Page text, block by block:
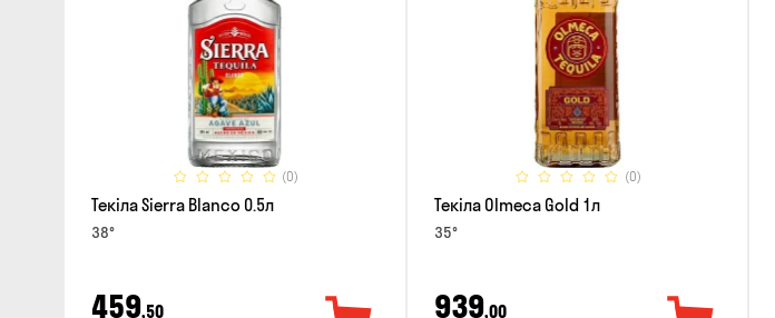
(0)
Текіла Sierra Blanco 0.5л
38°
459,50
(0)
Текіла Olmeca Gold 1л
35°
939,00